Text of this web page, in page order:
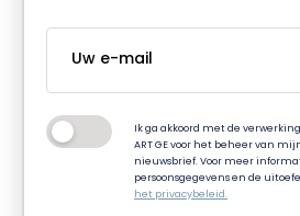
Ik ga akkoord met de
ART GE voor het beheer van
nieuwsbrief. Voor meer
persoonsgegevens en de
het privacybeleid.